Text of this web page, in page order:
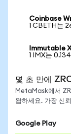
Coinbase
1 CBETH는
Immutable
1 IMX는
몇 초 만에
MetaMask에서
왑하세요. 가장 신
Google Play